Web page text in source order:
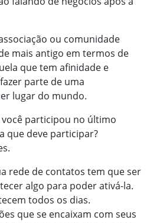
ou comunidade
mais antigo em termos de
que tem afinidade e
parte de uma
lugar do mundo.
participou no último
que deve participar?
rede de contatos tem que ser
algo para poder ativá-la.
todos os dias.
que se encaixam com seus